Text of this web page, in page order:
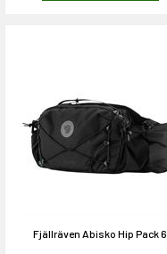
Fjällräven Abisko Hip Pack 6